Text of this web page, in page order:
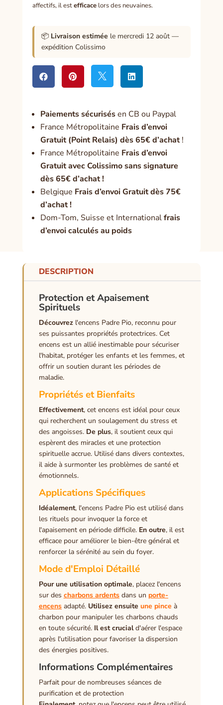
affectifs, il estefficacelors des neuvaines.
📦 Livraison estimée le mercredi 12 août —
expédition Colissimo
   
Paiements sécurisésen CB ou Paypal
France Métropolitaine Frais d’envoi
Gratuit (Point Relais) dès 65€ d’achat!
France Métropolitaine Frais d’envoi
Gratuit avec Colissimo sans signature
dès 65€ d’achat !
Belgique Frais d’envoi Gratuit dès 75€
d’achat !
Dom-Tom, Suisse et Internationalfrais
d’envoi calculés au poids
DESCRIPTION
Protection et Apaisement
Spirituels
Découvrezl'encens Padre Pio, reconnu pour
ses puissantes propriétés protectrices. Cet
encens est un allié inestimable pour sécuriser
l'habitat, protéger les enfants et les femmes, et
offrir un soutien durant les périodes de
maladie.
Propriétés et Bienfaits
Effectivement, cet encens est idéal pour ceux
qui recherchent un soulagement du stress et
des angoisses. De plus, il soutient ceux qui
espèrent des miracles et une protection
spirituelle accrue. Utilisé dans divers contextes,
il aide à surmonter les problèmes de santé et
émotionnels.
Applications Spécifiques
Idéalement, l'encens Padre Pio est utilisé dans
les rituels pour invoquer la force et
l'apaisement en période difficile. En outre, il est
efficace pour améliorer le bien-être général et
renforcer la sérénité au sein du foyer.
Mode d'Emploi Détaillé
Pour une utilisation optimale, placez l'encens
sur des charbons ardentsdans un porte-
encensadapté. Utilisez ensuite une pince à
charbon pour manipuler les charbons chauds
en toute sécurité. Il est cruciald'aérer l'espace
après l'utilisation pour favoriser la dispersion
des énergies positives.
Informations Complémentaires
Parfait pour de nombreuses séances de
purification et de protection